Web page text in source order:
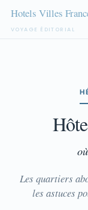
VOYAGE ÉDITORIAL
Les quartiers
les astuces